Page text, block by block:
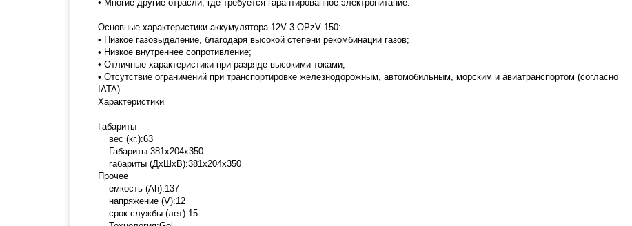
• Многие другие отрасли, где требуется гарантированное электропитание.
Основные характеристики аккумулятора 12V 3 OPzV 150:
• Низкое газовыделение, благодаря высокой степени рекомбинации газов;
• Низкое внутреннее сопротивление;
• Отличные характеристики при разряде высокими токами;
• Отсутствие ограничений при транспортировке железнодорожным, автомобильным, морским и авиатранспортом (согласно
IATA).
Характеристики
Габариты
вес (кг.):63
Габариты:381x204x350
габариты (ДхШхВ):381x204x350
Прочее
емкость (Ah):137
напряжение (V):12
срок службы (лет):15